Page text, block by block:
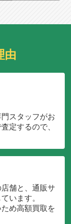
由
スタッフがお
定するので、
舗と、通販サ
います。
め高額買取を